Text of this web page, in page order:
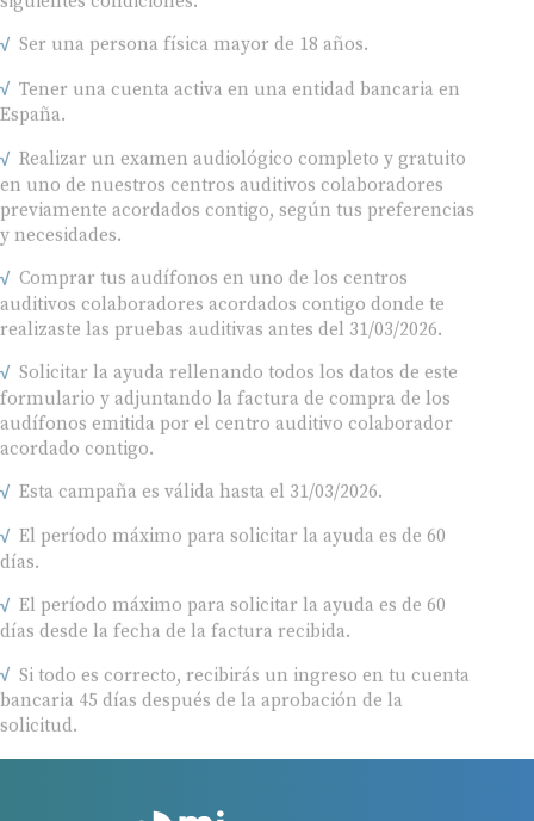
Ser una persona física mayor de 18 años.
España.
Realizar un examen audiológico completo y gratuito
en uno de nuestros centros auditivos colaboradores
previamente acordados contigo, según tus preferencias
y necesidades.
Comprar tus audífonos en uno de los centros
auditivos colaboradores acordados contigo donde te
realizaste las pruebas auditivas antes del 31/03/2026.
formulario y adjuntando la factura de compra de los
audífonos emitida por el centro auditivo colaborador
acordado contigo.
Esta campaña es válida hasta el 31/03/2026.
El período máximo para solicitar la ayuda es de 60
días.
El período máximo para solicitar la ayuda es de 60
días desde la fecha de la factura recibida.
Si todo es correcto, recibirás un ingreso en tu cuenta
bancaria 45 días después de la aprobación de la
solicitud.